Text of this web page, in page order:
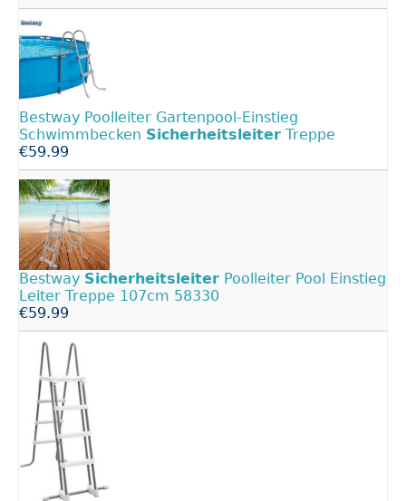
Bestway Poolleiter Gartenpool-Einstieg
Schwimmbecken Sicherheitsleiter Treppe
€59.99
Bestway Sicherheitsleiter Poolleiter Pool Einstieg
Leiter Treppe 107cm 58330
€59.99